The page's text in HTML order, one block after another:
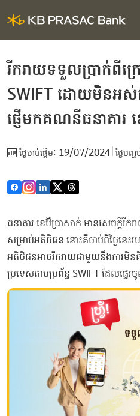
រីករាយទទួលប្រាក់ពីក្រ
SWIFT ដោយមិនអស់
ផ្ញើមកគណនីធនាគារ
ថ្ងៃ​ចាប់ផ្តើម: 19/07/2024 ថ្ងៃបញ្
ធនាគារ ខេប៊ីប្រាសាក់ មានសេចក្តីរី
សម្រាប់អតិថិជន នោះគឺចាប់ពីថ្ងៃនេះរ
អតិថិជនអាចរីករាយជាមួយនឹងការមិន
ប្រទេសតាមប្រព័ន្ធ SWIFT ដែលផ្ទ